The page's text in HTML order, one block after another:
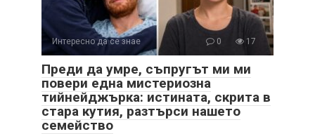
Интересно да се знае 0 17
Преди да умре, съпругът ми ми
повери една мистериозна
тийнейджърка: истината, скрита в
стара кутия, разтърси нашето
семейство